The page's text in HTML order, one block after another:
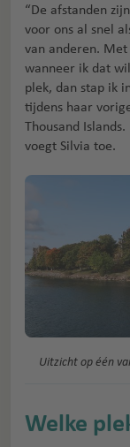
“De afstanden
voor ons al snel
van anderen.
wanneer ik dat
plek, dan stap ik
tijdens haar
Thousand
voegt Silvia toe.
Uitzicht op één
Welke